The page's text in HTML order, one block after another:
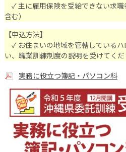
✓ 主に雇用保険を受給できない求職
含む）
【申込方法】
✓ お住まいの地域を管轄しているハ
い、職業訓練制度の説明を受けてくだ
実務に役立つ簿記・パソコン科